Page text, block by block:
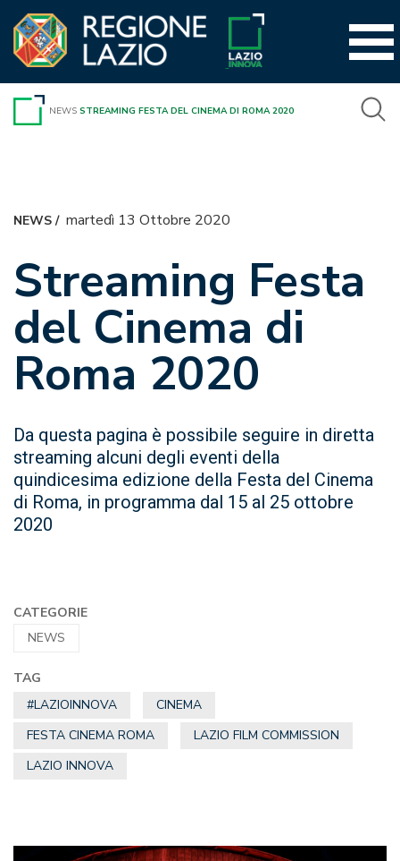
contenuto
NEWS STREAMING FESTA DEL CINEMA DI ROMA 2020
NEWS/ martedì 13 Ottobre 2020
Streaming Festa
del Cinema di
Roma 2020
Da questa pagina è possibile seguire in diretta
streaming alcuni degli eventi della
quindicesima edizione della Festa del Cinema
di Roma, in programma dal 15 al 25 ottobre
2020
CATEGORIE
NEWS
TAG
#LAZIOINNOVA
CINEMA
FESTA CINEMA ROMA
LAZIO FILM COMMISSION
LAZIO INNOVA